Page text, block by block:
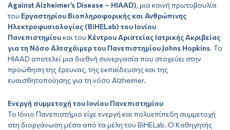
Against Alzheimer’s Disease – HIAAD), μια κοινή πρωτοβουλία
του Εργαστηρίου Βιοπληροφορικής και Ανθρώπινης
Ηλεκτροφυσιολογίας (BiHELab) του Ιονίου
Πανεπιστημίουκαι του Κέντρου Αριστείας Ιατρικής Ακριβείας
για τη Νόσο Αλτσχάιμερ του Πανεπιστημίου Johns Hopkins. Το
HIAAD αποτελεί μια διεθνή συνεργασία που στοχεύει στην
προώθηση της έρευνας, της εκπαίδευσης και της
ευαισθητοποίησης για τη νόσο Alzheimer.
Ενεργή συμμετοχή του Ιονίου Πανεπιστημίου
Το Ιόνιο Πανεπιστήμιο είχε ενεργή και πολυεπίπεδη συμμετοχή
στη διοργάνωση μέσα από τα μέλη του BiHELab. Ο Καθηγητής